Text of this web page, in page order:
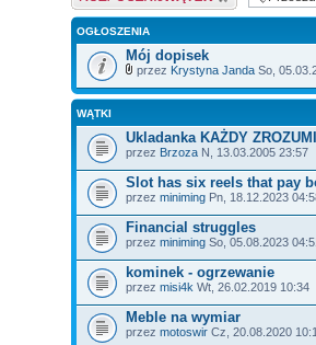
OGŁOSZENIA
Mój dopisek
przez Krystyna Janda So,
WĄTKI
Ukladanka KAŻDY
przez Brzoza N, 13.03.2005 23:57
Slot has six reels that pay
przez miniming Pn, 18.12.2023
Financial struggles
przez miniming So, 05.08.2023
kominek - ogrzewanie
przez misi4k Wt, 26.02.2019 10:34
Meble na wymiar
przez motoswir Cz, 20.08.2020